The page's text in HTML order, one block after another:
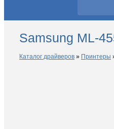
Samsung ML-
Каталог драйверов » Принтеры